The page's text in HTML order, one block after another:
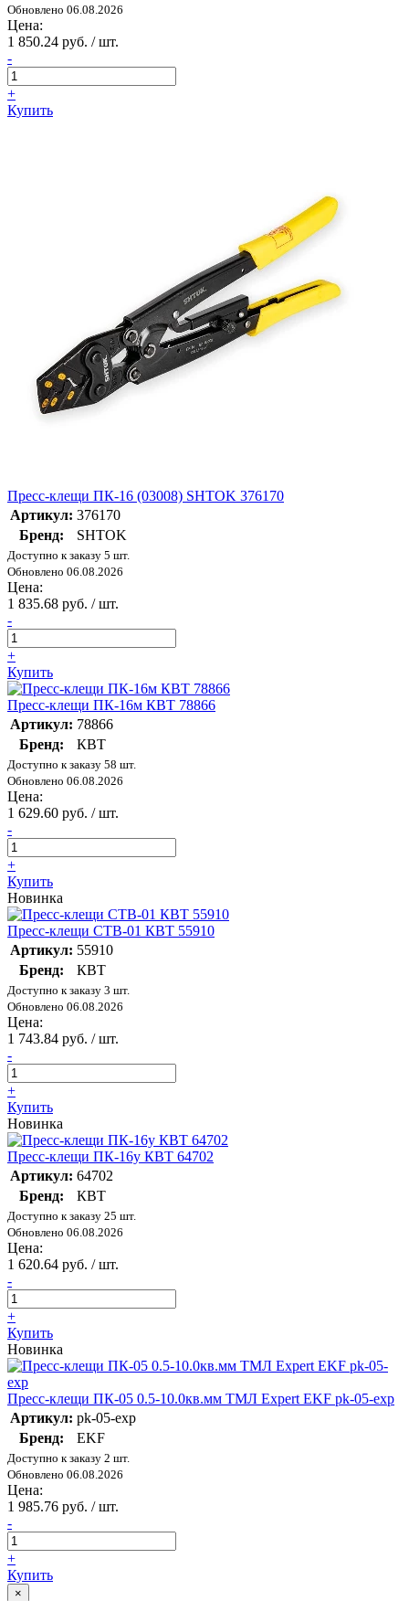
Обновлено 06.08.2026
Цена:
1 850.24 руб. / шт.
-
+
Купить
Пресс-клещи ПК-16 (03008) SHTOK 376170
Артикул: 376170
Бренд:
SHTOK
Доступно к заказу 5 шт.
Обновлено 06.08.2026
Цена:
1 835.68 руб. / шт.
-
+
Купить
Пресс-клещи ПК-16м КВТ 78866
Артикул: 78866
Бренд:
КВТ
Доступно к заказу 58 шт.
Обновлено 06.08.2026
Цена:
1 629.60 руб. / шт.
-
+
Купить
Новинка
Пресс-клещи CTB-01 КВТ 55910
Артикул: 55910
Бренд:
КВТ
Доступно к заказу 3 шт.
Обновлено 06.08.2026
Цена:
1 743.84 руб. / шт.
-
+
Купить
Новинка
Пресс-клещи ПК-16у КВТ 64702
Артикул: 64702
Бренд:
КВТ
Доступно к заказу 25 шт.
Обновлено 06.08.2026
Цена:
1 620.64 руб. / шт.
-
+
Купить
Новинка
Пресс-клещи ПК-05 0.5-10.0кв.мм ТМЛ Expert EKF pk-05-exp
Артикул: pk-05-exp
Бренд:
EKF
Доступно к заказу 2 шт.
Обновлено 06.08.2026
Цена:
1 985.76 руб. / шт.
-
+
Купить
×